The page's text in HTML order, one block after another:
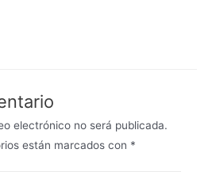
electrónico no será publicada.
están marcados con *